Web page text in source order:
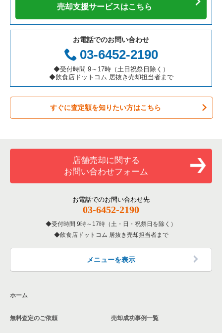
カフェの居抜き売却物件の案件一覧
テイクアウトの居抜き売却物件の案件一覧
お弁当・惣菜・デリの居抜き売却物件の案件一覧
カラオケ・パブ・スナックの居抜き売却物件の案件一覧
バーの居抜き売却物件の案件一覧
居酒屋・ダイニングバーの居抜き売却物件の案件一覧
洋食の居抜き売却物件の案件一覧
その他の居抜き売却物件の案件一覧
愛知県の飲食店の居抜き売却物件の案件一覧
岐阜県の飲食店の居抜き売却物件の案件一覧
三重県の飲食店の居抜き売却物件の案件一覧
千代田区の飲食店の居抜き売却物件の案件一覧
港区の飲食店の居抜き売却物件の案件一覧
足立区の飲食店の居抜き売却物件の案件一覧
板橋区の飲食店の居抜き売却物件の案件一覧
台東区の飲食店の居抜き売却物件の案件一覧
練馬区の飲食店の居抜き売却物件の案件一覧
北区の飲食店の居抜き売却物件の案件一覧
江戸川区の飲食店の居抜き売却物件の案件一覧
墨田区の飲食店の居抜き売却物件の案件一覧
品川区の飲食店の居抜き売却物件の案件一覧
中野区の飲食店の居抜き売却物件の案件一覧
東京23区の焼肉の居抜き売却物件の案件一覧
東京23区の鉄板焼き・お好み焼の居抜き売却物件の案件一覧
東京23区のアジア料理の居抜き売却物件の案件一覧
東京23区のカフェの居抜き売却物件の案件一覧
東京23区のテイクアウトの居抜き売却物件の案件一覧
東京23区のお弁当・惣菜・デリの居抜き売却物件の案件一覧
東京23区のバーの居抜き売却物件の案件一覧
東京23区の居酒屋・ダイニングバーの居抜き売却物件の案件一
東京23区の専門料理の居抜き売却物件の案件一覧
東京23区の和食の居抜き売却物件の案件一覧
東京23区の洋食の居抜き売却物件の案件一覧
中野区の焼肉の居抜き売却物件の案件一覧
中野区の鉄板焼き・お好み焼の居抜き売却物件の案件一覧
中野区のアジア料理の居抜き売却物件の案件一覧
中野区のカフェの居抜き売却物件の案件一覧
中野区のテイクアウトの居抜き売却物件の案件一覧
中野区のお弁当・惣菜・デリの居抜き売却物件の案件一覧
中野区の和食の居抜き売却物件の案件一覧
中野区の洋食の居抜き売却物件の案件一覧
売却支援サービスはこちら
お電話でのお問い合わせ
03-6452-2190
◆受付時間 9～17時（土日祝祭日除く）
◆飲食店ドットコム 居抜き売却担当者まで
すぐに査定額を知りたい方はこちら
店舗売却に関する
お問い合わせフォーム
お電話でのお問い合わせ先
03-6452-2190
受付時間 9時～17時（土・日・祝祭日を除く）
飲食店ドットコム 居抜き売却担当者まで
メニューを表示
ホーム
無料査定のご依頼 売却成功事例一覧